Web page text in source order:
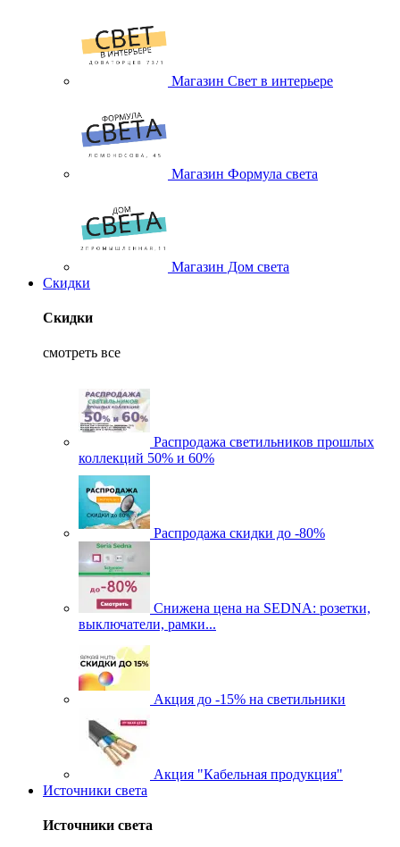
Магазин Свет в интерьере
Магазин Формула света
Магазин Дом света
Скидки
Скидки
смотреть все
Распродажа светильников прошлых
коллекций 50% и 60%
Распродажа скидки до -80%
Cнижена цена на SEDNA: розетки,
выключатели, рамки...
Акция до -15% на светильники
Акция "Кабельная продукция"
Источники света
Источники света